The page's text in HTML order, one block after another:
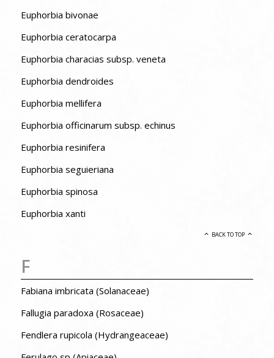
Euphorbia bivonae
Euphorbia ceratocarpa
Euphorbia characias subsp. veneta
Euphorbia dendroides
Euphorbia mellifera
Euphorbia officinarum subsp. echinus
Euphorbia resinifera
Euphorbia seguieriana
Euphorbia spinosa
Euphorbia xanti
BACK TO TOP
F
Fabiana imbricata (Solanaceae)
Fallugia paradoxa (Rosaceae)
Fendlera rupicola (Hydrangeaceae)